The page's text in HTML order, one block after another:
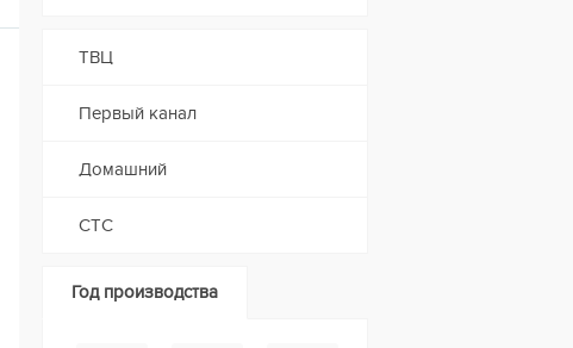
ТВЦ
Первый канал
Домашний
СТС
Год производства